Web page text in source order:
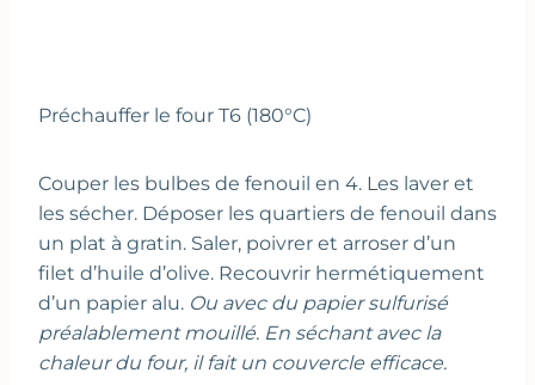
Préchauffer le four T6 (180°C)
Couper les bulbes de fenouil en 4. Les laver et
les sécher. Déposer les quartiers de fenouil dans
un plat à gratin. Saler, poivrer et arroser d’un
filet d’huile d’olive. Recouvrir hermétiquement
d’un papier alu. Ou avec du papier sulfurisé
préalablement mouillé. En séchant avec la
chaleur du four, il fait un couvercle efficace.